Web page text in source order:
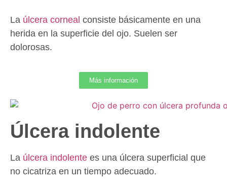
La úlcera corneal consiste básicamente en una
herida en la superficie del ojo. Suelen ser
dolorosas.
Más información
Úlcera indolente
La úlcera indolente es una úlcera superficial que
no cicatriza en un tiempo adecuado.